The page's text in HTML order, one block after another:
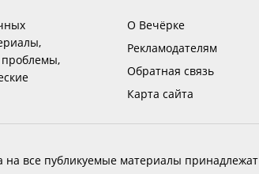
О Вечёрке
Рекламодателям
Обратная связь
Карта сайта
на все публикуемые материалы